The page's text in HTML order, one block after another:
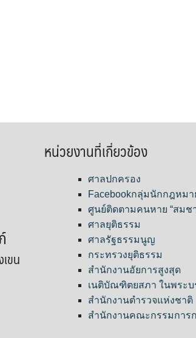
ขน
หน่วยงานที่เกี่ยวข้อง
ศาลปกครอง
Facebookกลุ่มนักกฎหมา
ศูนย์ติดตามคนหาย “สมช
ศาลยุติธรรม
ศาลรัฐธรรมนูญ
กระทรวงยุติธรรม
สำนักงานอัยการสูงสุด
เนติบัณฑิตยสภา ในพระ
สำนักงานตำรวจแห่งชาติ
สำนักงานคณะกรรมการ